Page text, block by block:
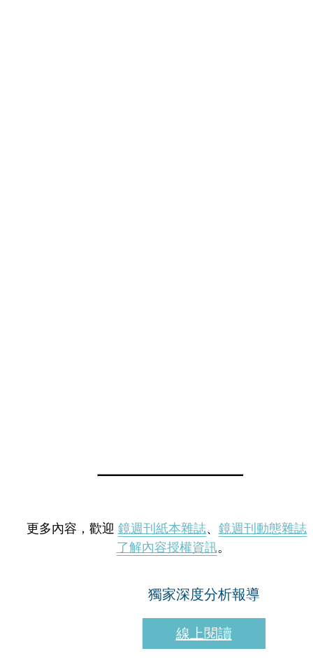
更多內容，歡迎 鏡週刊紙本雜誌、 鏡週刊動態雜誌
了解內容授權資訊。
獨家深度分析報導
線上閱讀